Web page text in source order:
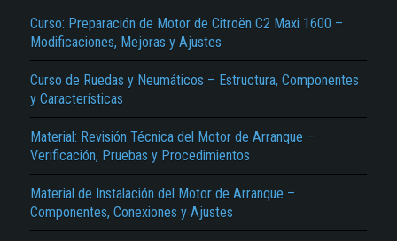
Curso: Preparación de Motor de Citroën C2 Maxi 1600 –
Modificaciones, Mejoras y Ajustes
Curso de Ruedas y Neumáticos – Estructura, Componentes
y Características
Material: Revisión Técnica del Motor de Arranque –
Verificación, Pruebas y Procedimientos
Material de Instalación del Motor de Arranque –
Componentes, Conexiones y Ajustes